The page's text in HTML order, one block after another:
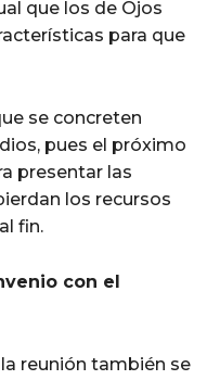
que los de Ojos
para que
se concreten
pues el próximo
presentar las
los recursos
fin.
con el
reunión también se